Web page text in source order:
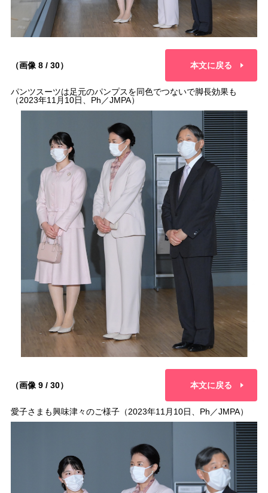
（画像 8 / 30） 本文に戻る
パンツスーツは足元のパンプスを同色でつないで脚長効果も
（2023年11月10日、Ph／JMPA）
（画像 9 / 30） 本文に戻る
愛子さまも興味津々のご様子（2023年11月10日、Ph／JMPA）